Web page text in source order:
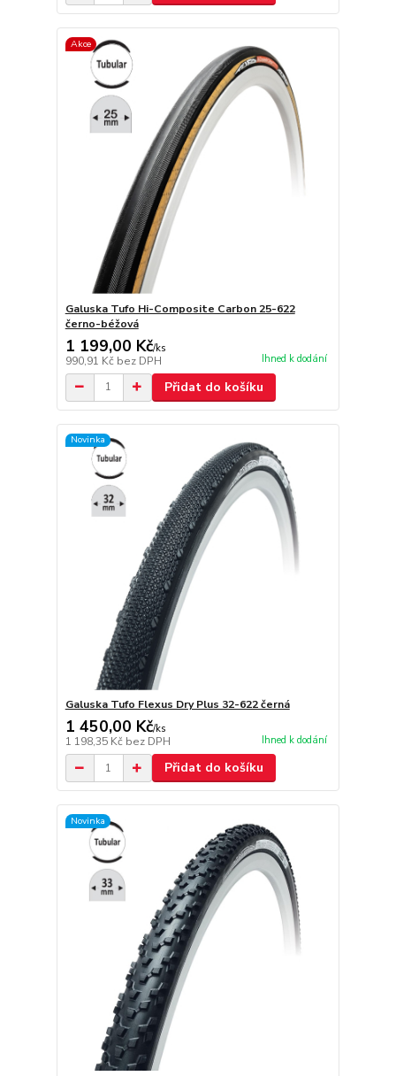
Akce
Galuska Tufo Hi-Composite Carbon 25-622
černo-béžová
1 199,00 Kč/ks
990,91 Kč bez DPH Ihned k dodání
Přidat do košíku
Novinka
Galuska Tufo Flexus Dry Plus 32-622 černá
1 450,00 Kč/ks
1 198,35 Kč bez DPH Ihned k dodání
Přidat do košíku
Novinka